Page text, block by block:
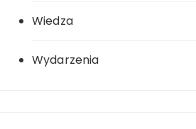
Wiedza
Wydarzenia